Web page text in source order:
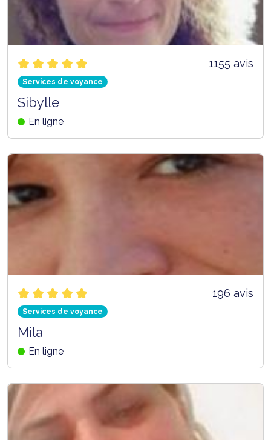
1155 avis
Services de voyance
Sibylle
En ligne
196 avis
Services de voyance
Mila
En ligne